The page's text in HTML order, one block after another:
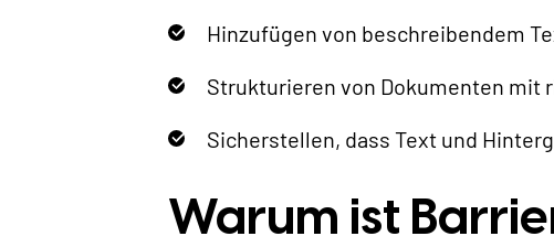
Hinzufügen von beschreibendem
Strukturieren von Dokumenten mit
Sicherstellen, dass Text und
Warum ist